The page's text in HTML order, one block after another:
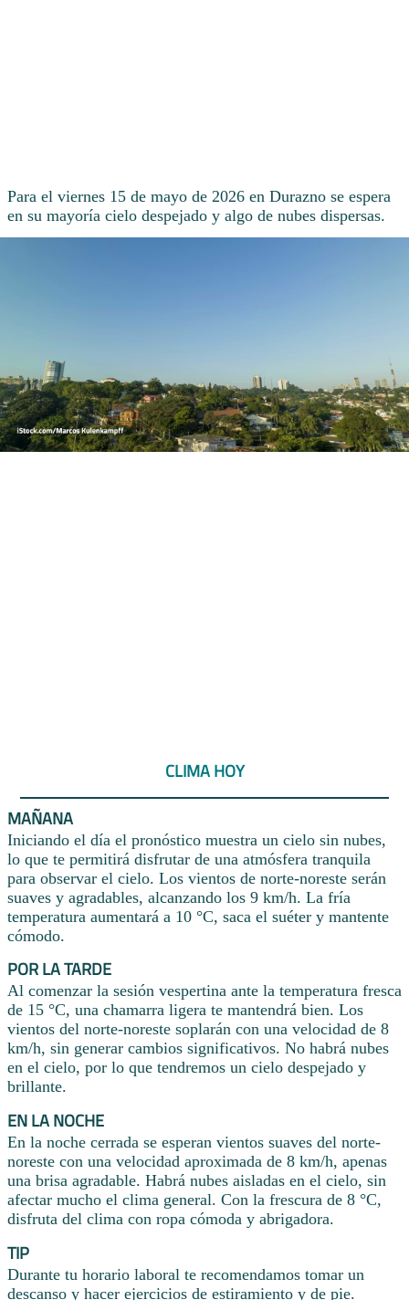
Para el viernes 15 de mayo de 2026 en Durazno se espera
en su mayoría cielo despejado y algo de nubes dispersas.
CLIMA HOY
MAÑANA
Iniciando el día el pronóstico muestra un cielo sin nubes,
lo que te permitirá disfrutar de una atmósfera tranquila
para observar el cielo. Los vientos de norte-noreste serán
suaves y agradables, alcanzando los 9 km/h. La fría
temperatura aumentará a 10 °C, saca el suéter y mantente
cómodo.
POR LA TARDE
Al comenzar la sesión vespertina ante la temperatura fresca
de 15 °C, una chamarra ligera te mantendrá bien. Los
vientos del norte-noreste soplarán con una velocidad de 8
km/h, sin generar cambios significativos. No habrá nubes
en el cielo, por lo que tendremos un cielo despejado y
brillante.
EN LA NOCHE
En la noche cerrada se esperan vientos suaves del norte-
noreste con una velocidad aproximada de 8 km/h, apenas
una brisa agradable. Habrá nubes aisladas en el cielo, sin
afectar mucho el clima general. Con la frescura de 8 °C,
disfruta del clima con ropa cómoda y abrigadora.
TIP
Durante tu horario laboral te recomendamos tomar un
descanso y hacer ejercicios de estiramiento y de pie.